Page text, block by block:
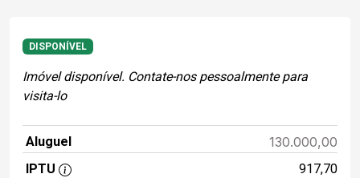
DISPONÍVEL
Imóvel disponível. Contate-nos pessoalmente para
visita-lo
Aluguel 130.000,00
IPTU 917,70